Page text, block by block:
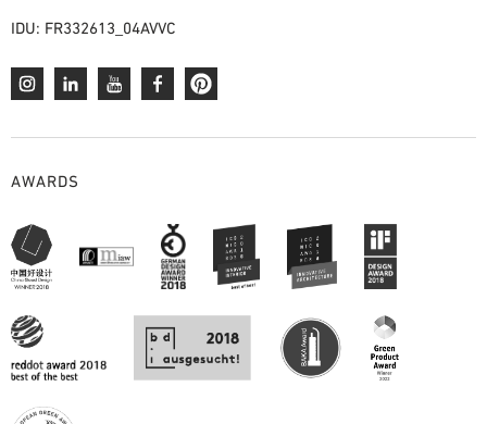
IDU: FR332613_04AVVC
AWARDS